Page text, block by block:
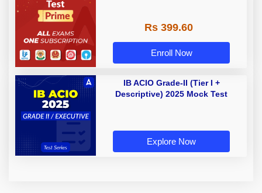
Rs 399.60
Enroll Now
IB ACIO Grade-II (Tier I +
Descriptive) 2025 Mock Test
Explore Now